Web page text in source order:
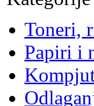
Toneri,
Papiri i